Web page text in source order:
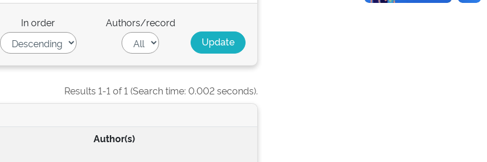
In order Authors/record
Results 1-1 of 1 (Search time: 0.002 seconds).
Author(s)